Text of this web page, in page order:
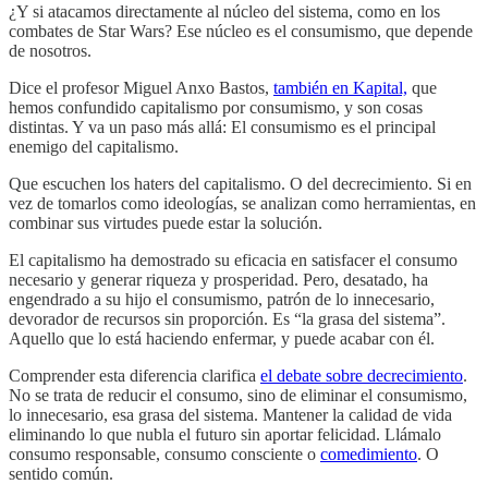
¿Y si atacamos directamente al núcleo del sistema, como en los
combates de Star Wars? Ese núcleo es el consumismo, que depende
de nosotros.
Dice el profesor Miguel Anxo Bastos, también en Kapital, que
hemos confundido capitalismo por consumismo, y son cosas
distintas. Y va un paso más allá: El consumismo es el principal
enemigo del capitalismo.
Que escuchen los haters del capitalismo. O del decrecimiento. Si en
vez de tomarlos como ideologías, se analizan como herramientas, en
combinar sus virtudes puede estar la solución.
El capitalismo ha demostrado su eficacia en satisfacer el consumo
necesario y generar riqueza y prosperidad. Pero, desatado, ha
engendrado a su hijo el consumismo, patrón de lo innecesario,
devorador de recursos sin proporción. Es “la grasa del sistema”.
Aquello que lo está haciendo enfermar, y puede acabar con él.
Comprender esta diferencia clarifica el debate sobre decrecimiento.
No se trata de reducir el consumo, sino de eliminar el consumismo,
lo innecesario, esa grasa del sistema. Mantener la calidad de vida
eliminando lo que nubla el futuro sin aportar felicidad. Llámalo
consumo responsable, consumo consciente o comedimiento. O
sentido común.